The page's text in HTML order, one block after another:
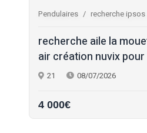
Pendulaires recherche ipsos
recherche aile la
air création nuvix pour
21 08/07/2026
4 000€